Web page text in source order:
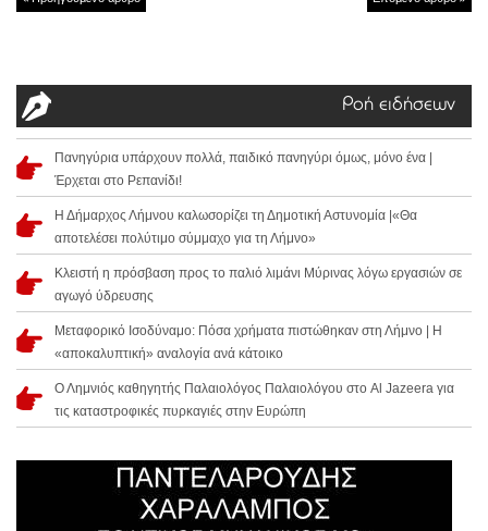
Ροή ειδήσεων
Πανηγύρια υπάρχουν πολλά, παιδικό πανηγύρι όμως, μόνο ένα |
Έρχεται στο Ρεπανίδι!
Η Δήμαρχος Λήμνου καλωσορίζει τη Δημοτική Αστυνομία |«Θα
αποτελέσει πολύτιμο σύμμαχο για τη Λήμνο»
Κλειστή η πρόσβαση προς το παλιό λιμάνι Μύρινας λόγω εργασιών σε
αγωγό ύδρευσης
Μεταφορικό Ισοδύναμο: Πόσα χρήματα πιστώθηκαν στη Λήμνο | Η
«αποκαλυπτική» αναλογία ανά κάτοικο
Ο Λημνιός καθηγητής Παλαιολόγος Παλαιολόγου στο Al Jazeera για
τις καταστροφικές πυρκαγιές στην Ευρώπη